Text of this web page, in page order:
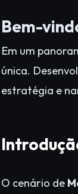
Bem-
Em um
única.
estratégia e
O cenário de